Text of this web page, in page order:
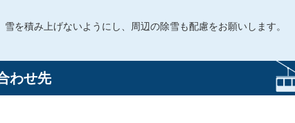
を積み上げないようにし、周辺の除雪も配慮をお願いします。
わせ先